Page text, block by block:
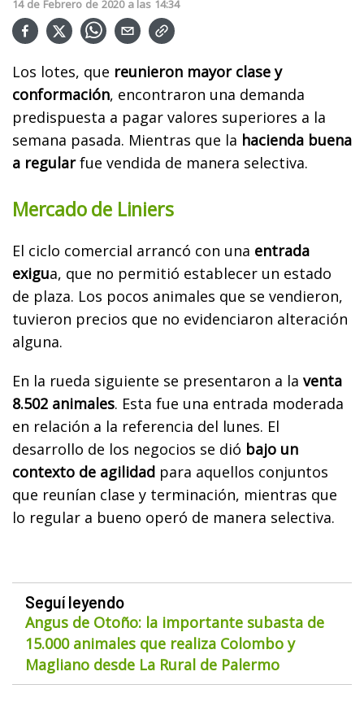
14 de Febrero de 2020 a las 14:34
Los lotes, que reunieron mayor clase y
conformación, encontraron una demanda
predispuesta a pagar valores superiores a la
semana pasada. Mientras que la hacienda buena
a regularfue vendida de manera selectiva.
Mercado de Liniers
El ciclo comercial arrancó con una entrada
exigua, que no permitió establecer un estado
de plaza. Los pocos animales que se vendieron,
tuvieron precios que no evidenciaron alteración
alguna.
En la rueda siguiente se presentaron a la venta
8.502 animales. Esta fue una entrada moderada
en relación a la referencia del lunes. El
desarrollo de los negocios se dió bajo un
contexto de agilidad para aquellos conjuntos
que reunían clase y terminación, mientras que
lo regular a bueno operó de manera selectiva.
Seguí leyendo
Angus de Otoño: la importante subasta de
15.000 animales que realiza Colombo y
Magliano desde La Rural de Palermo